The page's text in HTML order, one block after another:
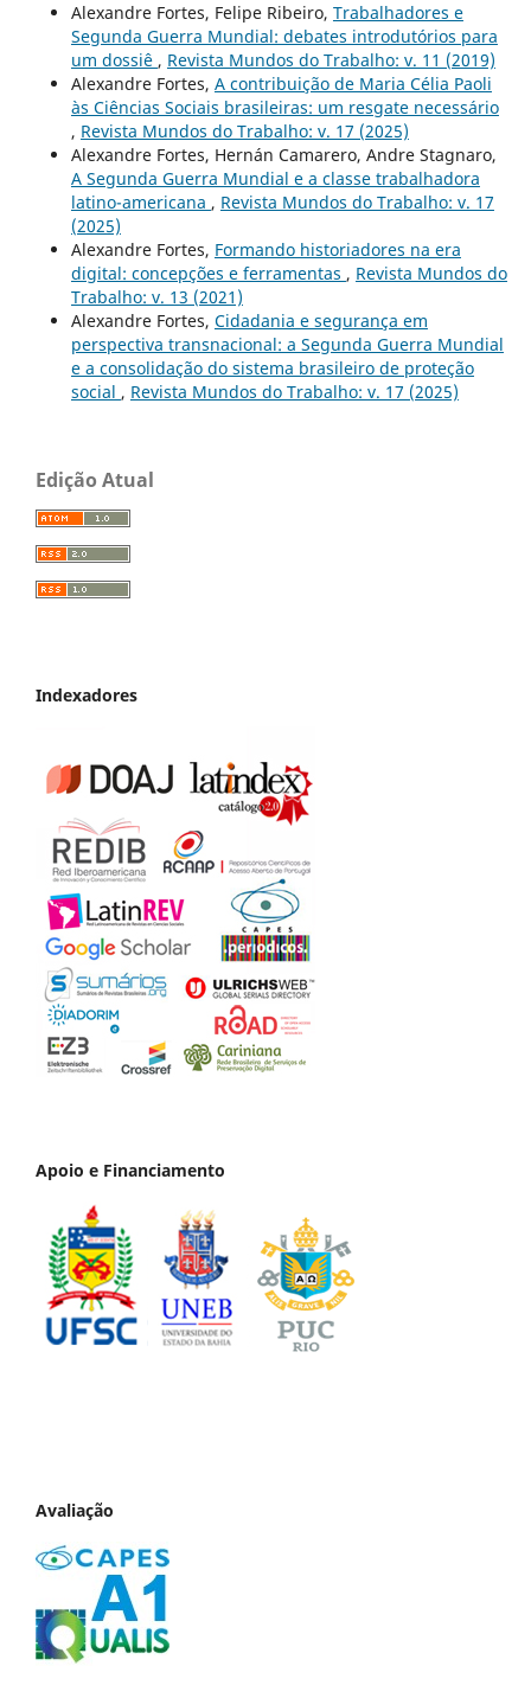
Alexandre Fortes, Felipe Ribeiro, Trabalhadores e
Segunda Guerra Mundial: debates introdutórios para
um dossiê , Revista Mundos do Trabalho: v. 11 (2019)
Alexandre Fortes, A contribuição de Maria Célia Paoli
às Ciências Sociais brasileiras: um resgate necessário
, Revista Mundos do Trabalho: v. 17 (2025)
Alexandre Fortes, Hernán Camarero, Andre Stagnaro,
A Segunda Guerra Mundial e a classe trabalhadora
latino-americana , Revista Mundos do Trabalho: v. 17
(2025)
Alexandre Fortes, Formando historiadores na era
digital: concepções e ferramentas , Revista Mundos do
Trabalho: v. 13 (2021)
Alexandre Fortes, Cidadania e segurança em
perspectiva transnacional: a Segunda Guerra Mundial
e a consolidação do sistema brasileiro de proteção
social , Revista Mundos do Trabalho: v. 17 (2025)
Edição Atual
Indexadores
Apoio e Financiamento
Avaliação